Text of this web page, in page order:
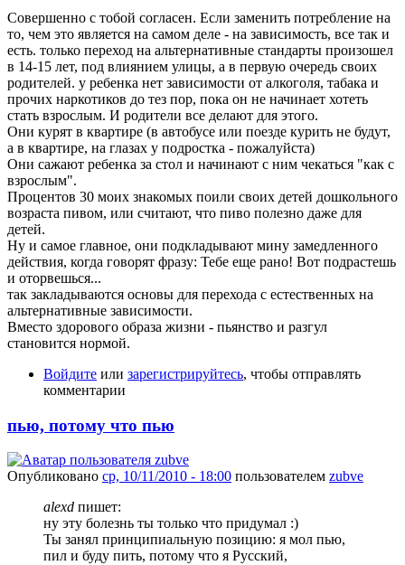
Совершенно с тобой согласен. Если заменить потребление на
то, чем это является на самом деле - на зависимость, все так и
есть. только переход на альтернативные стандарты произошел
в 14-15 лет, под влиянием улицы, а в первую очередь своих
родителей. у ребенка нет зависимости от алкоголя, табака и
прочих наркотиков до тез пор, пока он не начинает хотеть
стать взрослым. И родители все делают для этого.
Они курят в квартире (в автобусе или поезде курить не будут,
а в квартире, на глазах у подростка - пожалуйста)
Они сажают ребенка за стол и начинают с ним чекаться "как с
взрослым".
Процентов 30 моих знакомых поили своих детей дошкольного
возраста пивом, или считают, что пиво полезно даже для
детей.
Ну и самое главное, они подкладывают мину замедленного
действия, когда говорят фразу: Тебе еще рано! Вот подрастешь
и оторвешься...
так закладываются основы для перехода с естественных на
альтернативные зависимости.
Вместо здорового образа жизни - пьянство и разгул
становится нормой.
Войдите или зарегистрируйтесь, чтобы отправлять
комментарии
пью, потому что пью
Опубликовано ср, 10/11/2010 - 18:00 пользователем zubve
alexd пишет:
ну эту болезнь ты только что придумал :)
Ты занял принципиальную позицию: я мол пью,
пил и буду пить, потому что я Русский,